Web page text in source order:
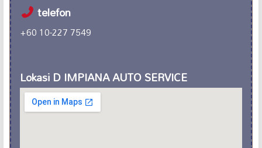
telefon
+60 10-227 7549
Lokasi D IMPIANA AUTO SERVICE